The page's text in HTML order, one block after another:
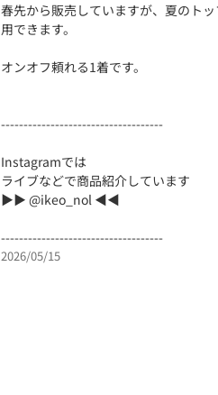
春先から販売していますが、夏のト
用できます。
オンオフ頼れる1着です。
------------------------------------
Instagramでは
ライブなどで商品紹介しています
▶︎▶︎ @ikeo_nol ◀︎◀︎
------------------------------------
2026/05/15